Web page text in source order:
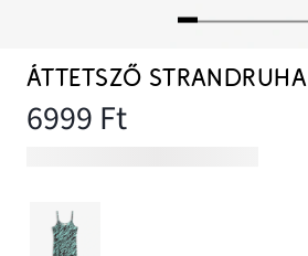
ÁTTETSZŐ STRANDRUHA
6999 Ft